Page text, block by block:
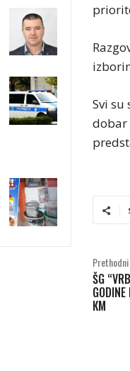
Svi
dobar
ŠG
КM